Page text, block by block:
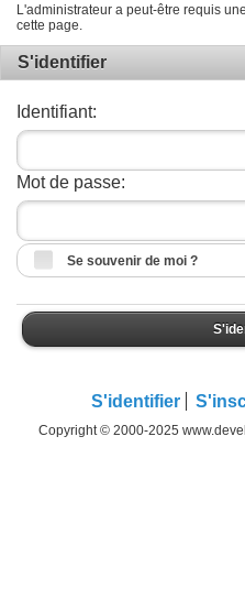
L'administrateur a peut-être requis une
cette page.
S'identifier
Identifiant:
Mot de passe:
Se souvenir de moi ?
S'identifier
Copyright © 2000-2025